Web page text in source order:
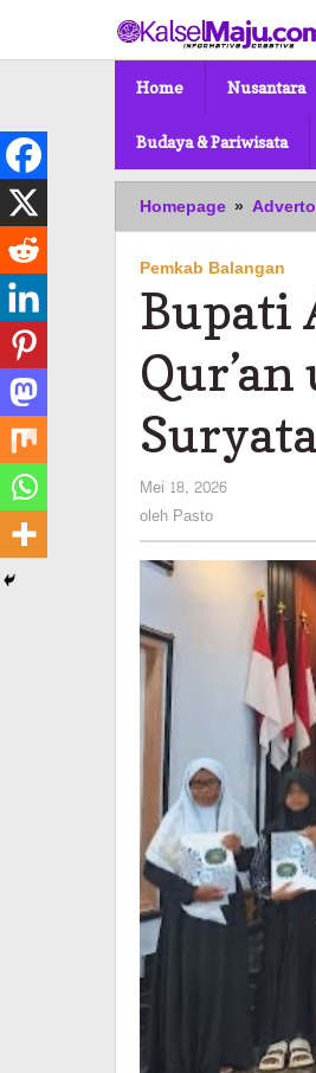
konten
Home Nusantara
Budaya & Pariwisata
Homepage »
Pemkab Balangan
Bupati
Mei 18, 2026
oleh Pasto